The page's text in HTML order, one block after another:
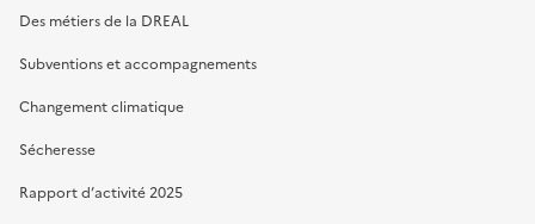
Des métiers de la DREAL
Subventions et accompagnements
Changement climatique
Sécheresse
Rapport d’activité 2025